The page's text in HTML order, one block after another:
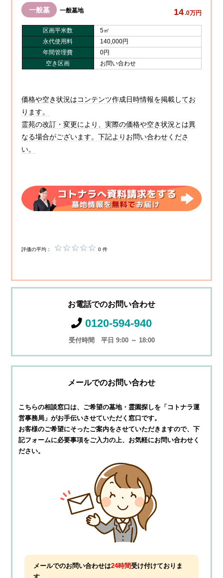
一般墓 一般墓地 14.0万円
区画平米数
5㎡
永代使用料
140,000円
年間管理費
0円
空き区画
お問い合わせ
価格や空き状況はコンテンツ作成日時情報を掲載してお
ります。
霊苑の改訂・変更により、実際の価格や空き状況とは異
なる場合がございます。下記よりお問い合わせくださ
い。
評価の平均： 0 件
お電話でのお問い合わせ
0120-594-940
受付時間 平日 9:00 ～ 18:00
メールでのお問い合わせ
こちらの相談窓口は、ご希望の墓地・霊園探しを 「コトナラ運
営事務局」がお手伝いさせていただく窓口です。
お客様のご希望にそったご案内をさせていただきますので、下
記フォームに必要事項をご入力の上、お気軽にお問い合わせく
ださい。
メールでのお問い合わせは24時間受け付けておりま